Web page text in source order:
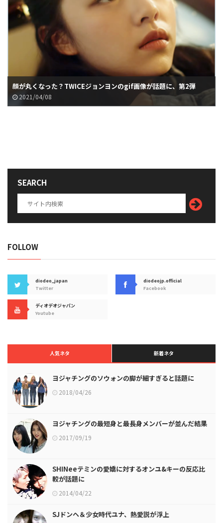
顔が丸くなった？TWICEジョンヨンのgif画像が話題に、第2弾
2021/04/08
SEARCH
FOLLOW
diodeo_japan
Twitter
diodeojp.official
Facebook
ディオデオジャパン
Youtube
人気ネタ 新着ネタ
ヨジャチングのソウォンの脚が細すぎると話題に
2018/04/26
ヨジャチングの最短身と最長身メンバーが並んだ結果
2017/09/19
SHINeeテミンの愛嬌に対するオンユ&キーの反応比
較が話題に
2014/04/22
SJドンヘ＆少女時代ユナ、熱愛説が浮上